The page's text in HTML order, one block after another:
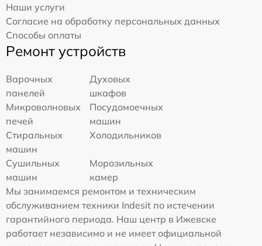
Наши услуги
Согласие на обработку персональных данных
Способы оплаты
Ремонт устройств
Варочных
панелей
Духовых
шкафов
Микроволновых
печей
Посудомоечных
машин
Стиральных
машин
Холодильников
Сушильных
машин
Морозильных
камер
Мы занимаемся ремонтом и техническим
обслуживанием техники Indesit по истечении
гарантийного периода. Наш центр в Ижевске
работает независимо и не имеет официальной